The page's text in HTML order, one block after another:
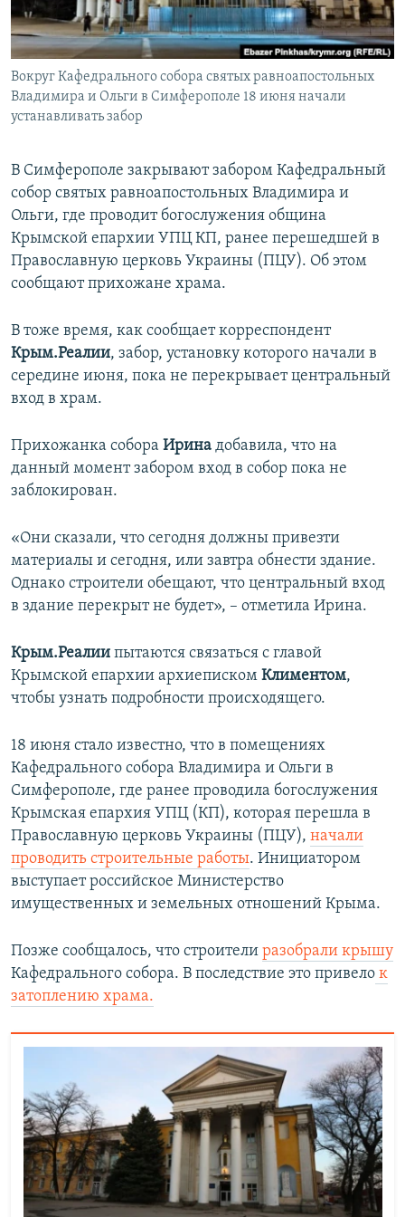
ПОБЕДИТЕЛЕЙ НЕ СУДЯТ?
КРЫМ.НЕПОКОРЕННЫЙ
ELIFBE
УКРАИНСКАЯ ПРОБЛЕМА КРЫМА
ПРИСОЕДИНЯЙТЕСЬ!
Вокруг Кафедрального собора святых равноапостольных
Владимира и Ольги в Симферополе 18 июня начали
устанавливать забор
В Симферополе закрывают забором Кафедральный
собор святых равноапостольных Владимира и
Ольги, где проводит богослужения община
Крымской епархии УПЦ КП, ранее перешедшей в
Православную церковь Украины (ПЦУ). Об этом
сообщают прихожане храма.
В тоже время, как сообщает корреспондент
Крым.Реалии, забор, установку которого начали в
середине июня, пока не перекрывает центральный
вход в храм.
Прихожанка собора Ирина добавила, что на
данный момент забором вход в собор пока не
заблокирован.
«Они сказали, что сегодня должны привезти
материалы и сегодня, или завтра обнести здание.
Однако строители обещают, что центральный вход
в здание перекрыт не будет», – отметила Ирина.
Крым.Реалии пытаются связаться с главой
Крымской епархии архиеписком Климентом,
чтобы узнать подробности происходящего.
18 июня стало известно, что в помещениях
Кафедрального собора Владимира и Ольги в
Симферополе, где ранее проводила богослужения
Крымская епархия УПЦ (КП), которая перешла в
Православную церковь Украины (ПЦУ), начали
проводить строительные работы. Инициатором
выступает российское Министерство
имущественных и земельных отношений Крыма.
Позже сообщалось, что строители разобрали крышу
Кафедрального собора. В последствие это привело к
затоплению храма.